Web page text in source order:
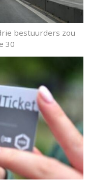
bestuurders zou
30